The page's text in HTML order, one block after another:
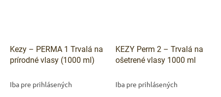
Kezy – PERMA 1 Trvalá na
prírodné vlasy (1000 ml)
Iba pre prihlásených
KEZY Perm 2 – Trvalá na
ošetrené vlasy 1000 ml
Iba pre prihlásených